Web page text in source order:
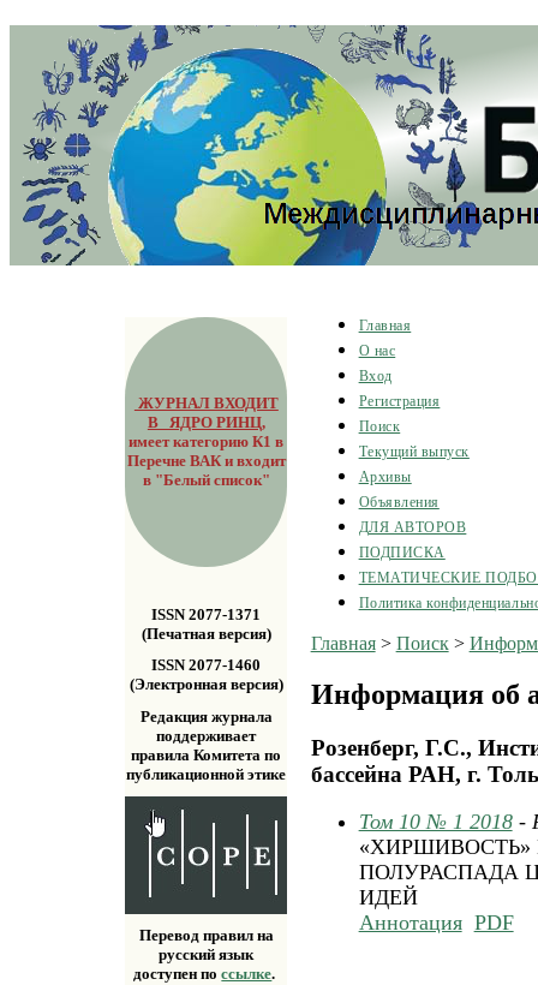
ЖУРНАЛ ВХОДИТ
В ЯДРО РИНЦ,
имеет категорию К1 в
Перечне ВАК и входит
в "Белый список"
ISSN 2077-1371
(Печатная версия)
ISSN 2077-1460
(Электронная версия)
Редакция журнала
поддерживает
правила Комитета по
публикационной этике
Перевод правил на
русский язык
доступен поссылке.
Главная
О нас
Вход
Регистрация
Поиск
Текущий выпуск
Архивы
Объявления
ДЛЯ АВТОРОВ
ПОДПИСКА
ТЕМАТИЧЕСКИЕ
Политика
Главная> Поиск>
Информация об
Розенберг, Г.С.,
бассейна РАН, г.
Том 10 № 1 2018-
ПОЛУРАСПАДА
ИДЕЙ
Аннотация PDF